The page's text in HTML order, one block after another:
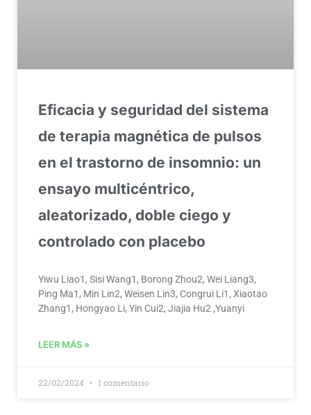
Eficacia y seguridad del sistema
de terapia magnética de pulsos
en el trastorno de insomnio: un
ensayo multicéntrico,
aleatorizado, doble ciego y
controlado con placebo
Yiwu Liao1, Sisi Wang1, Borong Zhou2, Wei Liang3,
Ping Ma1, Min Lin2, Weisen Lin3, Congrui Li1, Xiaotao
Zhang1, Hongyao Li, Yin Cui2, Jiajia Hu2 ,Yuanyi
LEER MÁS »
22/02/2024 1 comentario